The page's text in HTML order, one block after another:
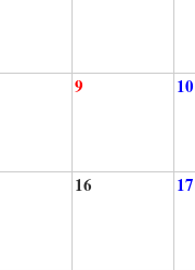
9 10
16 17